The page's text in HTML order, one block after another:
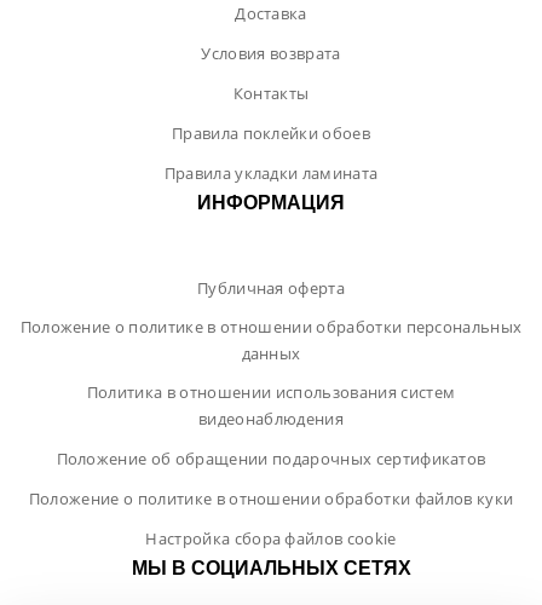
Доставка
Условия возврата
Контакты
Правила поклейки обоев
Правила укладки ламината
ИНФОРМАЦИЯ
Публичная оферта
Положение о политике в отношении обработки персональных
данных
Политика в отношении использования систем
видеонаблюдения
Положение об обращении подарочных сертификатов
Положение о политике в отношении обработки файлов куки
Настройка сбора файлов cookie
МЫ В СОЦИАЛЬНЫХ СЕТЯХ